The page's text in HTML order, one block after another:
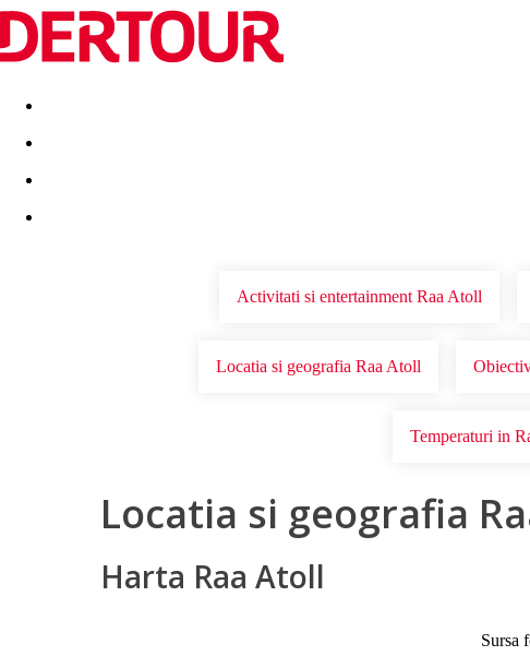
Destinatii Vacanta perfecta OFERTE DE NERATAT
Activitati si entertainment Raa Atoll
Locatia si geografia Raa Atoll
Temperaturi in
Locatia si geografia
Harta Raa Atoll
Sursa